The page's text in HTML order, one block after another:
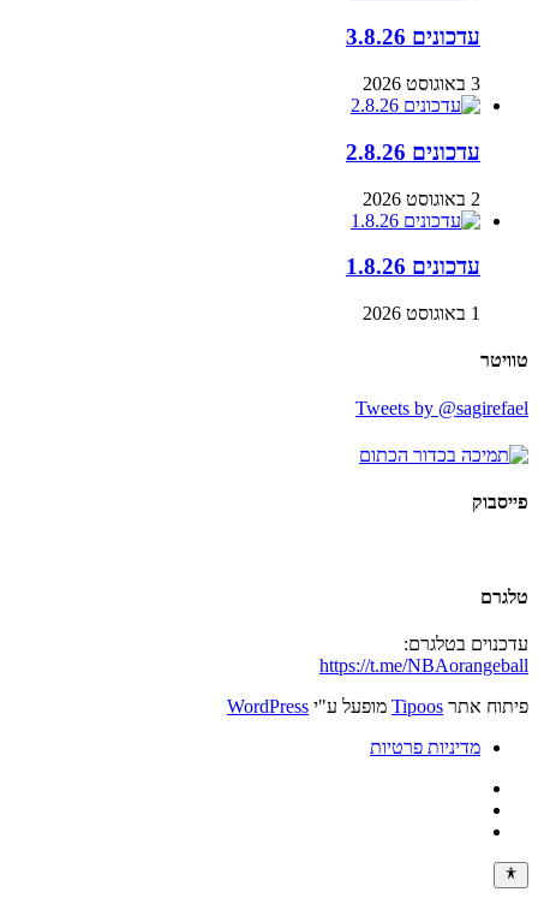
עדכונים 3.8.26
3 באוגוסט 2026
עדכונים 2.8.26
2 באוגוסט 2026
עדכונים 1.8.26
1 באוגוסט 2026
טוויטר
Tweets by @sagirefael
פייסבוק
טלגרם
עדכנוים בטלגרם:
https://t.me/NBAorangeball
פיתוח אתר Tipoos מופעל ע"י WordPress
מדיניות פרטיות